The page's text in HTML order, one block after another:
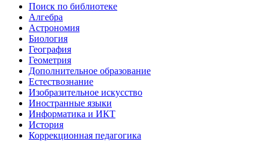
Поиск по библиотеке
Алгебра
Астрономия
Биология
География
Геометрия
Дополнительное образование
Естествознание
Изобразительное искусство
Иностранные языки
Информатика и ИКТ
История
Коррекционная педагогика